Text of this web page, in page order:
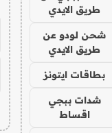
طريق الايدي
شحن لودو عن
طريق الايدي
بطاقات ايتونز
شدات ببجي
اقساط